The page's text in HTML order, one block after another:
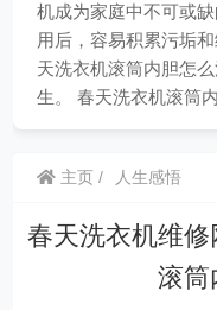
机成为家庭中不可或
用后，容易积累污垢
天洗衣机滚筒内胆怎
生。 春天洗衣机滚
主页 人生感悟
春天洗衣机维
滚筒